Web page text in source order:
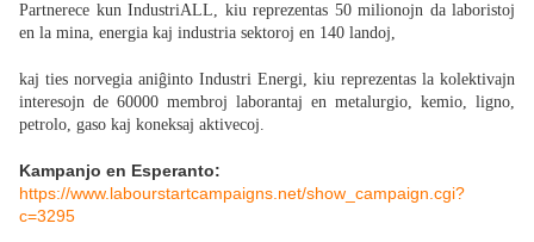
Partnerece kun IndustriALL, kiu reprezentas 50 milionojn da laboristoj
en la mina, energia kaj industria sektoroj en 140 landoj,
kaj ties norvegia aniĝinto Industri Energi, kiu reprezentas la kolektivajn
interesojn de 60000 membroj laborantaj en metalurgio, kemio, ligno,
petrolo, gaso kaj koneksaj aktivecoj.
Kampanjo en Esperanto:
https://www.labourstartcampaigns.net/show_campaign.cgi?
c=3295